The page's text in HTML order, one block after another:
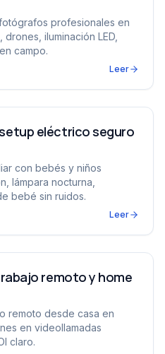
profesionales en
iluminación LED,
campo.
Leer
seguro y silencioso
eléctrico seguro
con bebés y niños
lámpara nocturna,
bebé sin ruidos.
Leer
remoto y home office en
remoto y home
remoto desde casa en
en videollamadas
claro.